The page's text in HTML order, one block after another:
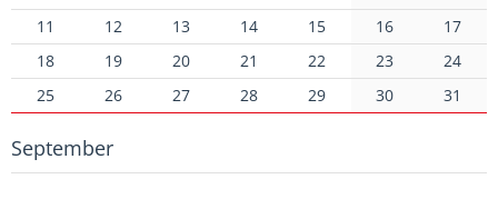
11
12 13 14 15 16
17
18
19 20 21 22 23
24
25
26 27 28 29 30 31
September